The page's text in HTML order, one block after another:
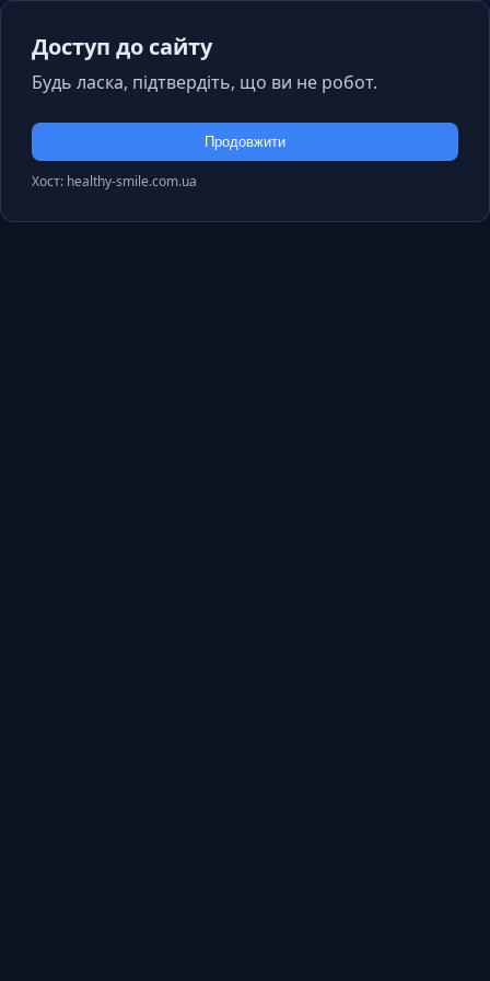
Доступ до сайту
Будь ласка, підтвердіть, що ви не робот.
Продовжити
Хост: healthy-smile.com.ua